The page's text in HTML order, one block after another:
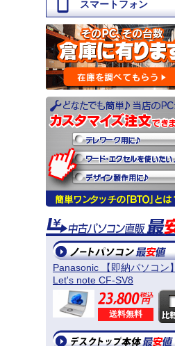
Panasonic 【即納パソコン】
Let's note CF-SV8
(Win11pro64) 5N8
送料無料